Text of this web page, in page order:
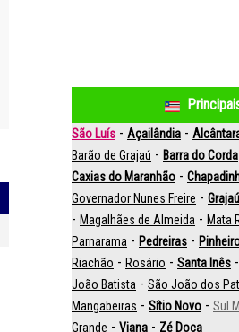
São Luís - Açailândia -
Barão de Grajaú - Barra do Corda
Caxias do Maranhão -
Governador Nunes Freire - Grajaú
- Magalhães de Almeida - Mata
Parnarama - Pedreiras -
Riachão - Rosário - Santa Inês -
João Batista - São João dos
Mangabeiras - Sítio Novo - Sul
Grande - Viana - Zé Doca